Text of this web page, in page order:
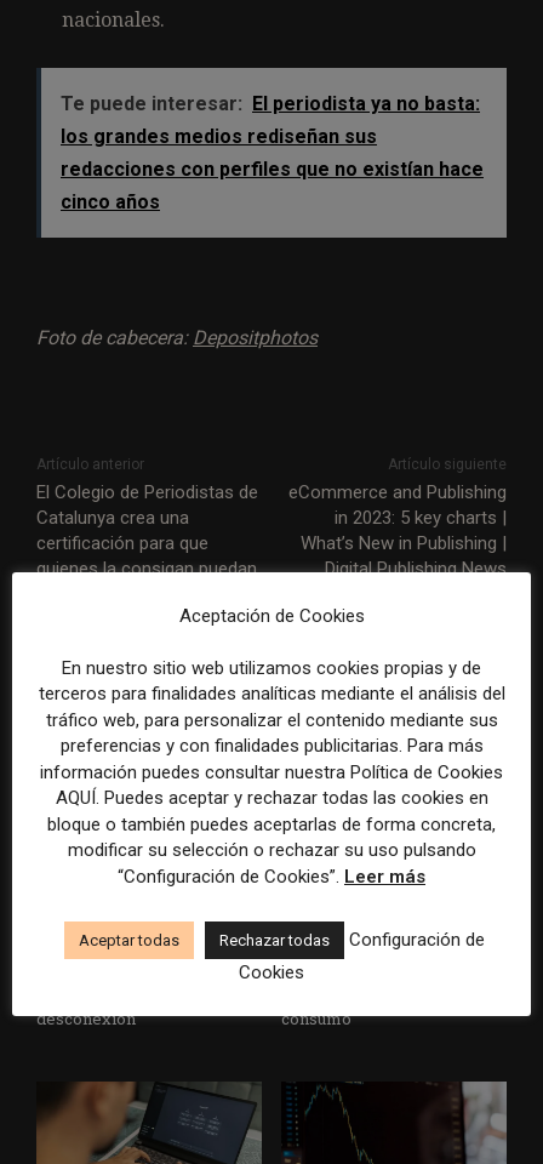
nacionales.
Te puede interesar: El periodista ya no basta:
los grandes medios rediseñan sus
redacciones con perfiles que no existían hace
cinco años
Foto de cabecera: Depositphotos
Artículo anterior
El Colegio de Periodistas de
Catalunya crea una
certificación para que
quienes la consigan puedan
desinformación con el aval
Artículo siguiente
eCommerce and Publishing
in 2023: 5 key charts |
What’s New in Publishing |
Digital Publishing News
ARTÍCULOS RELACIONADOS
El gran problema
tecnológico de los medios ya
desconexión
WAN-IFRA reúne las
principales estrategias de los
medios ante la IA, la pérdida
consumo
Aceptación de Cookies
En nuestro sitio web utilizamos cookies propias y de
terceros para finalidades analíticas mediante el análisis del
tráfico web, para personalizar el contenido mediante sus
preferencias y con finalidades publicitarias. Para más
información puedes consultar nuestra Política de Cookies
AQUÍ. Puedes aceptar y rechazar todas las cookies en
bloque o también puedes aceptarlas de forma concreta,
modificar su selección o rechazar su uso pulsando
“Configuración de Cookies”. Leer más
Aceptar todas Rechazar todas
Configuración de
Cookies